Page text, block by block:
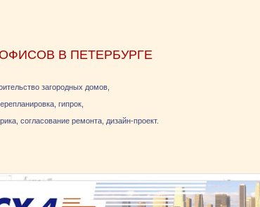
В ПЕТЕРБУРГЕ
загородных домов,
гипрок,
согласование ремонта, дизайн-проект.